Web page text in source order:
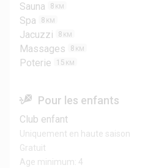
Sauna 8 KM
Spa 8 KM
Jacuzzi 8 KM
Massages 8 KM
Poterie 15 KM
Pour les enfants
Club enfant
Uniquement en haute saison
Gratuit
Age minimum: 4